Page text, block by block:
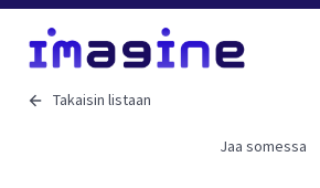
Takaisin listaan
Jaa somessa